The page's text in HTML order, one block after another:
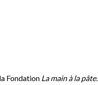
Fondation La main à la pâte.